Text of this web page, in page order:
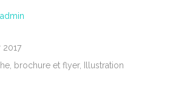
admin
2017
brochure et flyer, Illustration